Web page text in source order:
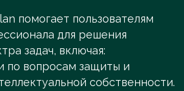
помогает пользователям
для решения
задач, включая:
по вопросам защиты и
собственности.